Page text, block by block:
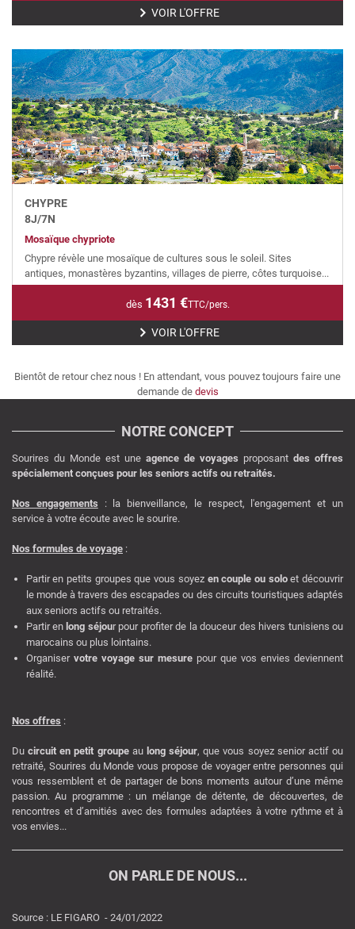
VOIR L'OFFRE
CHYPRE
8J/7N
Mosaïque chypriote
Chypre révèle une mosaïque de cultures sous le soleil. Sites
antiques, monastères byzantins, villages de pierre, côtes turquoise...
dès 1431 €TTC/pers.
VOIR L'OFFRE
Bientôt de retour chez nous ! En attendant, vous pouvez toujours faire une
demande de devis
NOTRE CONCEPT
Sourires du Monde est une agence de voyages proposant des offres
spécialement conçues pour les seniors actifs ou retraités.
Nos engagements : la bienveillance, le respect, l'engagement et un
service à votre écoute avec le sourire.
Nos formules de voyage :
Partir en petits groupes que vous soyez en couple ou soloet découvrir
le monde à travers des escapades ou des circuits touristiques adaptés
aux seniors actifs ou retraités.
Partir en long séjour pour profiter de la douceur des hivers tunisiens ou
marocains ou plus lointains.
Organiser votre voyage sur mesure pour que vos envies deviennent
réalité.
Nos offres :
Ducircuit en petit groupeau long séjour, que vous soyez senior actif ou
retraité, Sourires du Monde vous propose de voyager entre personnes qui
vous ressemblent et de partager de bons moments autour d’une même
passion. Au programme : un mélange de détente, de découvertes, de
rencontres et d’amitiés avec des formules adaptées à votre rythme et à
vos envies...
ON PARLE DE NOUS...
Source : LE FIGARO - 24/01/2022